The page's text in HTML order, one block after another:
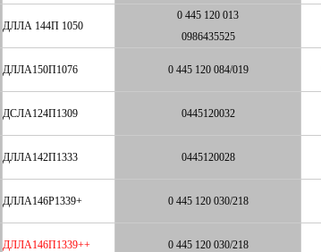
ДЛЛА 144П 1050
0 445 120 013
0986435525
ДЛЛА150П1076 0 445 120 084/019
ДСЛА124П1309 0445120032
ДЛЛА142П1333 0445120028
ДЛЛА146P1339+ 0 445 120 030/218
ДЛЛА146П1339++ 0 445 120 030/218